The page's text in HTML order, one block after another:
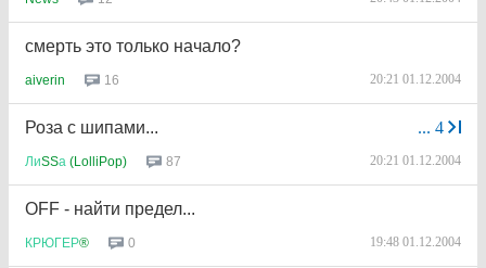
смерть это только начало?
aiverin 16 20:21 01.12.2004
... 4
Роза с шипами...
ЛиSSа (LolliPop) 87 20:21 01.12.2004
OFF - найти предел...
КРЮГЕР® 0 19:48 01.12.2004